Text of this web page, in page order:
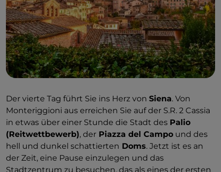
Der vierte Tag führt Sie ins Herz von Siena. Von
Monteriggioni aus erreichen Sie auf der S.R. 2 Cassia
in etwas über einer Stunde die Stadt des Palio
(Reitwettbewerb), der Piazza del Campo und des
hell und dunkel schattierten Doms. Jetzt ist es an
der Zeit, eine Pause einzulegen und das
Stadtzentrum zu besuchen, das als eines der ersten